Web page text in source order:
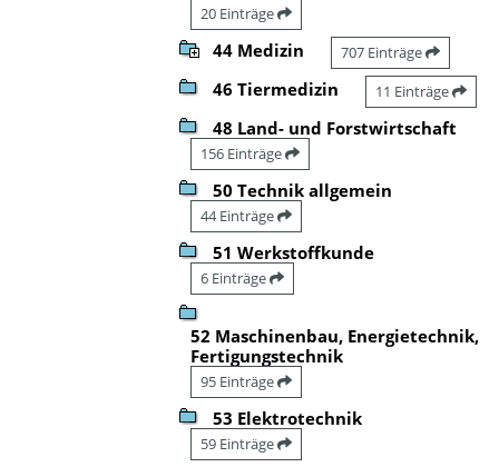
20 Einträge
44 Medizin 707 Einträge
46 Tiermedizin 11 Einträge
48 Land- und Forstwirtschaft
156 Einträge
50 Technik allgemein
44 Einträge
51 Werkstoffkunde
6 Einträge
52 Maschinenbau, Energietechnik,
Fertigungstechnik
95 Einträge
53 Elektrotechnik
59 Einträge